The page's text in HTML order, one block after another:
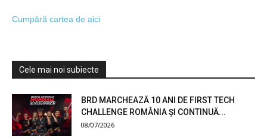
Cumpără cartea de aici
Cele mai noi subiecte
BRD MARCHEAZĂ 10 ANI DE FIRST TECH
CHALLENGE ROMÂNIA ȘI CONTINUĂ...
08/07/2026